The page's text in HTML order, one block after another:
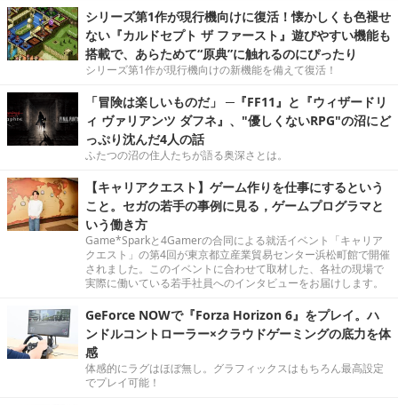
シリーズ第1作が現行機向けに復活！懐かしくも色褪せ
ない『カルドセプト ザ ファースト』遊びやすい機能も
搭載で、あらためて“原典”に触れるのにぴったり
シリーズ第1作が現行機向けの新機能を備えて復活！
「冒険は楽しいものだ」 ─『FF11』と『ウィザードリ
ィ ヴァリアンツ ダフネ』、"優しくないRPG"の沼にど
っぷり沈んだ4人の話
ふたつの沼の住人たちが語る奥深さとは。
【キャリアクエスト】ゲーム作りを仕事にするという
こと。セガの若手の事例に見る，ゲームプログラマと
いう働き方
Game*Sparkと4Gamerの合同による就活イベント「キャリア
クエスト」の第4回が東京都立産業貿易センター浜松町館で開催
されました。このイベントに合わせて取材した、各社の現場で
実際に働いている若手社員へのインタビューをお届けします。
GeForce NOWで『Forza Horizon 6』をプレイ。ハ
ンドルコントローラー×クラウドゲーミングの底力を体
感
体感的にラグはほぼ無し。グラフィックスはもちろん最高設定
でプレイ可能！